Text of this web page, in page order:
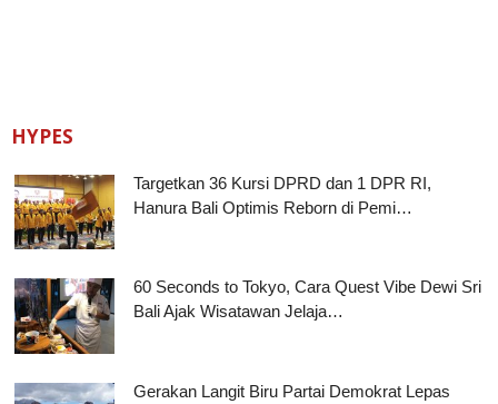
HYPES
Targetkan 36 Kursi DPRD dan 1 DPR RI,
Hanura Bali Optimis Reborn di Pemi…
60 Seconds to Tokyo, Cara Quest Vibe Dewi Sri
Bali Ajak Wisatawan Jelaja…
Gerakan Langit Biru Partai Demokrat Lepas